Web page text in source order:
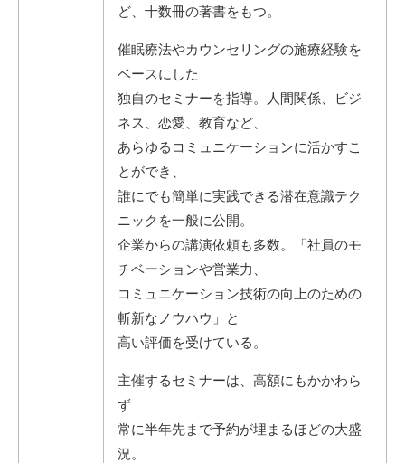
ど、十数冊の著書をもつ。
催眠療法やカウンセリングの施療経験を
ベースにした
独自のセミナーを指導。人間関係、ビジ
ネス、恋愛、教育など、
あらゆるコミュニケーションに活かすこ
とができ、
誰にでも簡単に実践できる潜在意識テク
ニックを一般に公開。
企業からの講演依頼も多数。「社員のモ
チベーションや営業力、
コミュニケーション技術の向上のための
斬新なノウハウ」と
高い評価を受けている。
主催するセミナーは、高額にもかかわら
ず
常に半年先まで予約が埋まるほどの大盛
況。